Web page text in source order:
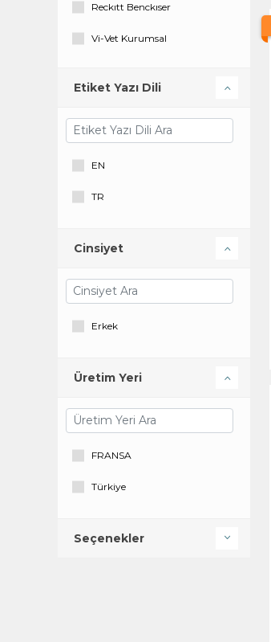
Reckıtt Benckıser
Vi-Vet Kurumsal
Etiket Yazı Dili
EN
TR
Cinsiyet
Erkek
Üretim Yeri
FRANSA
Türkiye
Seçenekler